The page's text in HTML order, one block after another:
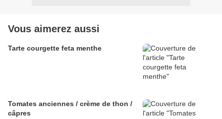
Vous aimerez aussi
Tarte courgette feta menthe
Tomates anciennes / crème de thon /
câpres